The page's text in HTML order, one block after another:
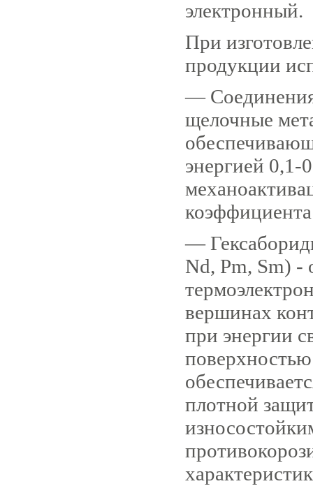
электронный.
При
продукции
—
щелочные
энергией 0,1-
—
Nd, Pm, Sm) -
вершинах
при энергии
плотной